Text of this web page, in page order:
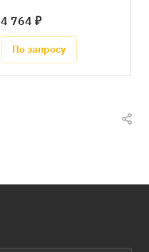
4 764 ₽
По запросу